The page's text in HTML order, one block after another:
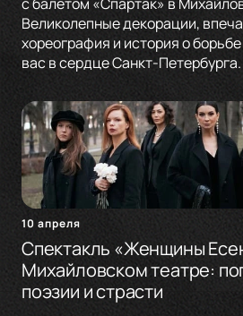
с балетом «Спартак» в
Великолепные декорации,
хореография и история о
вас в сердце Санкт-Петербурга.
10 апреля
Спектакль «Женщины
Михайловском театре:
поэзии и страсти